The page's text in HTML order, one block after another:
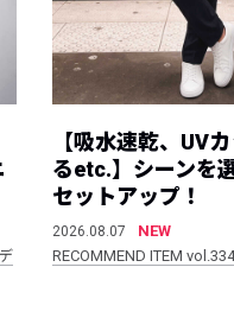
【吸水速乾、UV
るetc.】シーンを
セットアップ！
2026.08.07
NEW
RECOMMEND ITEM vol.334